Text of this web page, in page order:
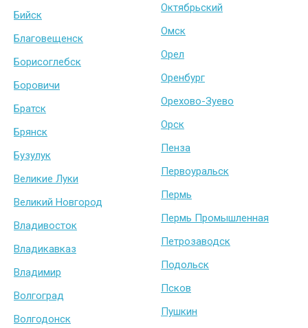
Бийск
Благовещенск
Борисоглебск
Боровичи
Братск
Брянск
Бузулук
Великие Луки
Великий Новгород
Владивосток
Владикавказ
Владимир
Волгоград
Волгодонск
Октябрьский
Омск
Орел
Оренбург
Орехово-Зуево
Орск
Пенза
Первоуральск
Пермь
Пермь Промышленная
Петрозаводск
Подольск
Псков
Пушкин